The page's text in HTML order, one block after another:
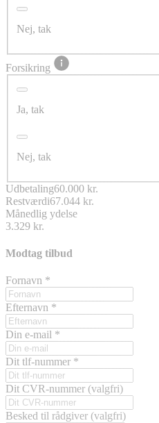
Nej, tak
Forsikring
Ja, tak
Nej, tak
Udbetaling60.000 kr.
Restværdi67.044 kr.
Månedlig ydelse
3.329 kr.
Modtag tilbud
Fornavn *
Efternavn *
Din e-mail *
Dit tlf-nummer *
Dit CVR-nummer (valgfri)
Besked til rådgiver (valgfri)